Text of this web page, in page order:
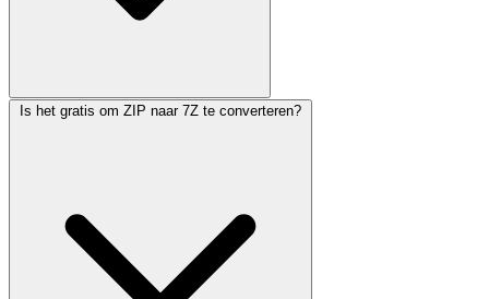
Is het gratis om ZIP naar 7Z te converteren?